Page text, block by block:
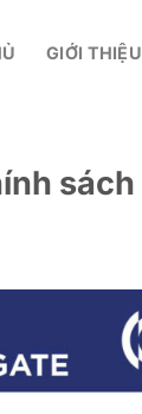
GIỚI THIỆU
sách